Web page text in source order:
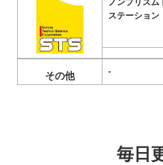
ノンプリズム
ステーション
その他 -
毎日